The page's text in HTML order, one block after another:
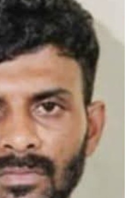
സംസ്ഥാനത്ത് ഓഗസ്റ്റ് 7 വരെ മഴ
ട്രോമാകെയർ പരിശീലന ക്യാമ്പ്
സ്മാരകമന്ദിരം വൈകാതെ
-മലപ്പുറം ഈസ്റ്റ് സോൺ മത്സരം
മൂന്നിയൂർ സ്വദേശി മരണപ്പെട്ടു
അസമിൽ മരിച്ച തിരൂരങ്ങാടി
റോഡുകൾ; പ്രളയാനന്തര ജാഗ്രതയിൽ
സഹകരണ സംഘങ്ങളെ
രക്ഷാപ്രവർത്തനം: മികച്ച
മേഖലകളിൽ എലിപ്പനി പ്രതിരോധ